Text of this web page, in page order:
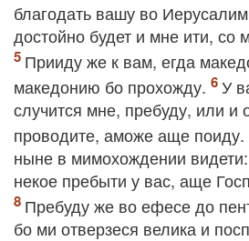
благодать вашу во
достойно будет и мне ити, со
Прииду же к вам, егда
македонию бо прохожду.
У
случится мне, пребуду, или
проводите, аможе аще поиду.
ныне в мимохождении
некое пребыти у вас, аще
Пребуду же во ефесе до
бо ми отверзеся велика и